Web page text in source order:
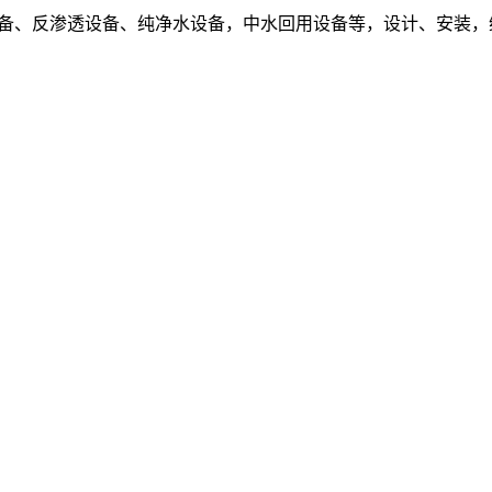
反渗透设备、纯净水设备，中水回用设备等，设计、安装，